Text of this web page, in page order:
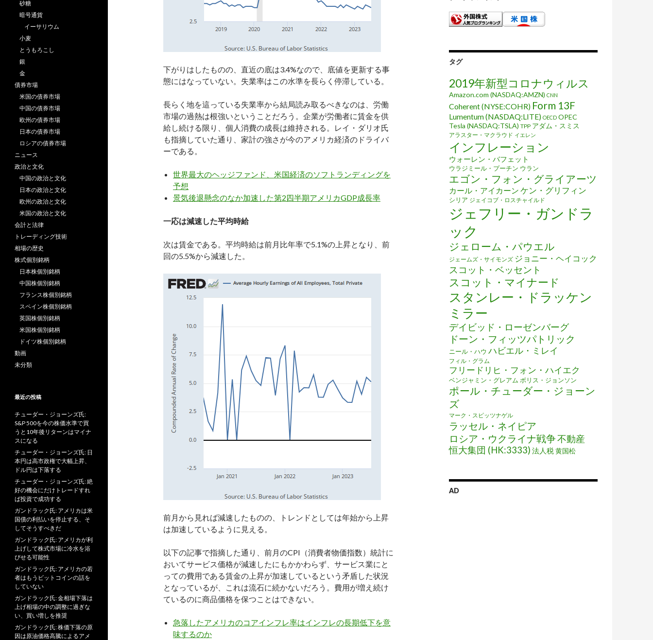
下がりはしたものの、直近の底は3.4%なので、底値を更新する事
態にはなっていない。失業率はこの水準を長らく停滞している。
長らく地を這っている失業率から結局読み取るべきなのは、労働
市場の過熱は根強いということだろう。企業が労働者に賃金を供
給し続ける限り、個人消費の成長は維持される。レイ・ダリオ氏
も指摘していた通り、家計の強さが今のアメリカ経済のドライバ
ーである。
世界最大のヘッジファンド、米国経済のソフトランディングを
予想
景気後退懸念のなか加速した第2四半期アメリカGDP成長率
一応は減速した平均時給
次は賃金である。平均時給は前月比年率で5.1%の上昇となり、前
回の5.5%から減速した。
前月から見れば減速したものの、トレンドとしては年始から上昇
は加速しているように見える。
以下の記事で指摘した通り、前月のCPI（消費者物価指数）統計に
おいてサービス価格が減速したにもかかわらず、サービス業にと
っての費用である賃金の上昇が加速しているという矛盾した状況
となっているが、これは流石に続かないだろう。費用が増え続け
ているのに商品価格を保つことはできない。
急落したアメリカのコアインフレ率はインフレの長期低下を意
味するのか
タグ
2019年新型コロナウィルス
Amazon.com (NASDAQ:AMZN) CNN
Coherent (NYSE:COHR) Form 13F
Lumentum (NASDAQ:LITE) OECD OPEC
Tesla (NASDAQ:TSLA) TPP アダム・スミス
アラスター・マクラウド イエレン
インフレーション
ウォーレン・バフェット
ウラジミール・プーチン ウラン
エゴン・フォン・グライアーツ
カール・アイカーン ケン・グリフィン
シリア ジェイコブ・ロスチャイルド
ジェフリー・ガンドラ
ック
ジェローム・パウエル
ジェームズ・サイモンズ ジョニー・ヘイコック
スコット・ベッセント
スコット・マイナード
スタンレー・ドラッケン
ミラー
デイビッド・ローゼンバーグ
ドーン・フィッツパトリック
ニール・ハウ ハビエル・ミレイ
フィル・グラム
フリードリヒ・フォン・ハイエク
ベンジャミン・グレアム ボリス・ジョンソン
ポール・チューダー・ジョーン
ズ
マーク・スピッツナゲル
ラッセル・ネイピア
ロシア・ウクライナ戦争不動産
恒大集団 (HK:3333) 法人税黄国松
AD
砂糖
暗号通貨
イーサリウム
小麦
とうもろこし
銀
金
債券市場
米国の債券市場
中国の債券市場
欧州の債券市場
日本の債券市場
ロシアの債券市場
ニュース
政治と文化
中国の政治と文化
日本の政治と文化
欧州の政治と文化
米国の政治と文化
会計と法律
トレーディング技術
相場の歴史
株式個別銘柄
日本株個別銘柄
中国株個別銘柄
フランス株個別銘柄
スペイン株個別銘柄
英国株個別銘柄
米国株個別銘柄
ドイツ株個別銘柄
動画
未分類
最近の投稿
チューダー・ジョーンズ氏:
S&P 500を今の株価水準で買
うと10年後リターンはマイナ
スになる
チューダー・ジョーンズ氏: 日
本円は高市政権で大幅上昇、
ドル円は下落する
チューダー・ジョーンズ氏: 絶
好の機会にだけトレードすれ
ば投資で成功する
ガンドラック氏: アメリカは米
国債の利払いを停止する、そ
してそうすべきだ
ガンドラック氏: アメリカが利
上げして株式市場に冷水を浴
びせる可能性
ガンドラック氏: アメリカの若
者はもうビットコインの話を
していない
ガンドラック氏: 金相場下落は
上げ相場の中の調整に過ぎな
い、買い増しを推奨
ガンドラック氏: 株価下落の原
因は原油価格高騰によるアメ